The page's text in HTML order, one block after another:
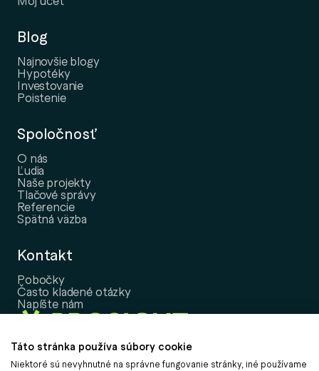
Blog
Najnovšie blogy
Hypotéky
Investovanie
Poistenie
Spoločnosť
O nás
Ľudia
Naše projekty
Tlačové správy
Referencie
Spätná väzba
Kontakt
Pobočky
Často kladené otázky
Napíšte nám
Táto stránka používa súbory cookie
Niektoré sú nevyhnutné na správne fungovanie stránky, iné používame